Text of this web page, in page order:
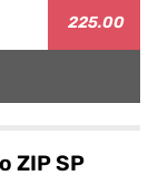
225.00
ZIP SP